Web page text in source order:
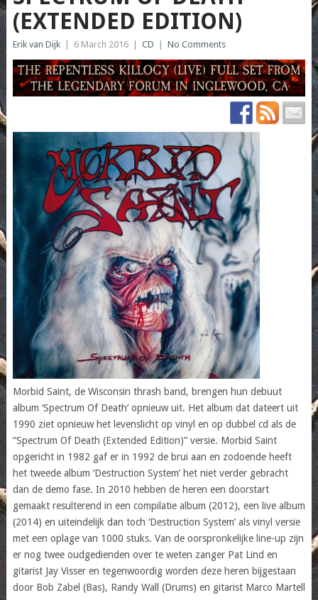
(EXTENDED EDITION)
Erik van Dijk 6 March 2016 CD No Comments
Morbid Saint, de Wisconsin thrash band, brengen hun debuut
album ‘Spectrum Of Death’ opnieuw uit. Het album dat dateert uit
1990 ziet opnieuw het levenslicht op vinyl en op dubbel cd als de
“Spectrum Of Death (Extended Edition)” versie. Morbid Saint
opgericht in 1982 gaf er in 1992 de brui aan en zodoende heeft
het tweede album ‘Destruction System’ het niet verder gebracht
dan de demo fase. In 2010 hebben de heren een doorstart
gemaakt resulterend in een compilatie album (2012), een live album
(2014) en uiteindelijk dan toch ‘Destruction System’ als vinyl versie
met een oplage van 1000 stuks. Van de oorspronkelijke line-up zijn
er nog twee oudgedienden over te weten zanger Pat Lind en
gitarist Jay Visser en tegenwoordig worden deze heren bijgestaan
door Bob Zabel (Bas), Randy Wall (Drums) en gitarist Marco Martell